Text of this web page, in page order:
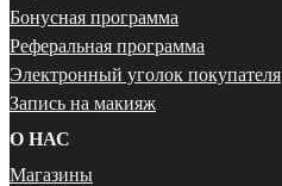
Бонусная программа
Реферальная программа
Электронный уголок покупателя
Запись на макияж
О НАС
Магазины